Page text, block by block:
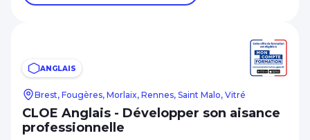
ANGLAIS
Brest, Fougères, Morlaix, Rennes, Saint Malo, Vitré
CLOE Anglais - Développer son aisance
professionnelle